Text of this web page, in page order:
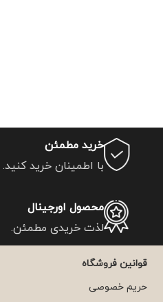
خرید مطمئن
با اطمینان خرید کنید.
محصول اورجینال
لذت خریدی مطمئن.
قوانین فروشگاه
حریم خصوصی